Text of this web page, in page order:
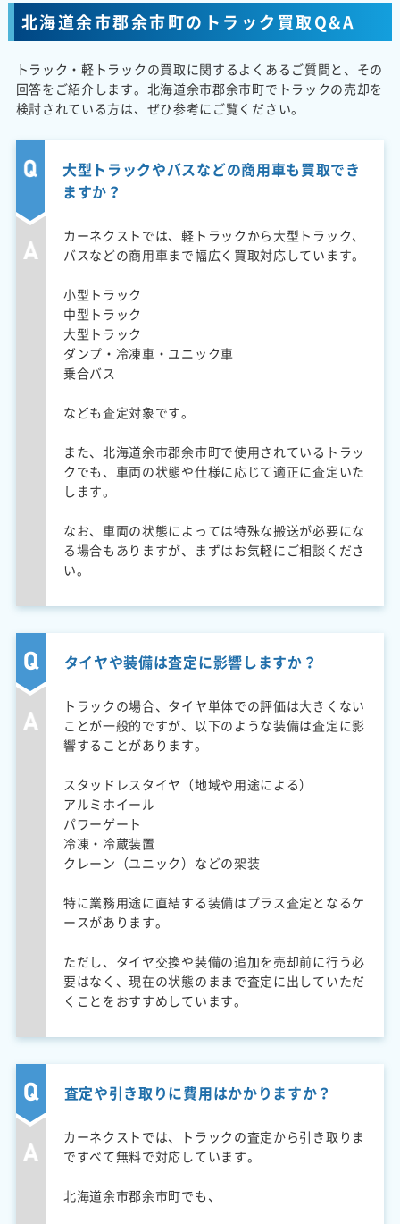
北海道余市郡余市町のトラック買取Q&A
トラック・軽トラックの買取に関するよくあるご質問と、その
回答をご紹介します。北海道余市郡余市町でトラックの売却を
検討されている方は、ぜひ参考にご覧ください。
大型トラックやバスなどの商用車も買取でき
ますか？
カーネクストでは、軽トラックから大型トラック、
バスなどの商用車まで幅広く買取対応しています。
小型トラック
中型トラック
大型トラック
ダンプ・冷凍車・ユニック車
乗合バス
なども査定対象です。
また、北海道余市郡余市町で使用されているトラッ
クでも、車両の状態や仕様に応じて適正に査定いた
します。
なお、車両の状態によっては特殊な搬送が必要にな
る場合もありますが、まずはお気軽にご相談くださ
い。
タイヤや装備は査定に影響しますか？
トラックの場合、タイヤ単体での評価は大きくない
ことが一般的ですが、以下のような装備は査定に影
響することがあります。
スタッドレスタイヤ（地域や用途による）
アルミホイール
パワーゲート
冷凍・冷蔵装置
クレーン（ユニック）などの架装
特に業務用途に直結する装備はプラス査定となるケ
ースがあります。
ただし、タイヤ交換や装備の追加を売却前に行う必
要はなく、現在の状態のままで査定に出していただ
くことをおすすめしています。
査定や引き取りに費用はかかりますか？
カーネクストでは、トラックの査定から引き取りま
ですべて無料で対応しています。
北海道余市郡余市町でも、